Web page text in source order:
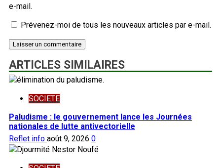
e-mail.
Prévenez-moi de tous les nouveaux articles par e-mail.
ARTICLES SIMILAIRES
SOCIETE
Paludisme : le gouvernement lance les Journées
nationales de lutte antivectorielle
Reflet info août 9, 2026 0